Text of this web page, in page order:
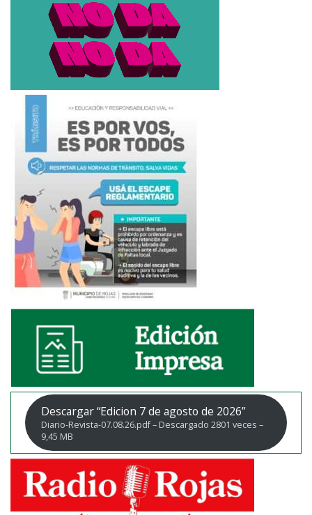
Descargar “Edicion 7 de agosto de 2026”
Diario-Revista-07.08.26.pdf – Descargado 2801 veces –
9,45 MB